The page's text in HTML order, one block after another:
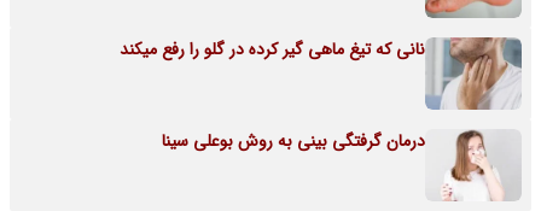
نانی که تیغ ماهی گیر کرده در گلو را رفع میکند
درمان گرفتگی بینی به روش بوعلی سینا